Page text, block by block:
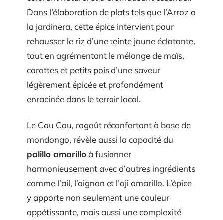
Dans l’élaboration de plats tels que l’Arroz a
la jardinera, cette épice intervient pour
rehausser le riz d’une teinte jaune éclatante,
tout en agrémentant le mélange de maïs,
carottes et petits pois d’une saveur
légèrement épicée et profondément
enracinée dans le terroir local.
Le Cau Cau, ragoût réconfortant à base de
mondongo, révèle aussi la capacité du
palillo amarilloà fusionner
harmonieusement avec d’autres ingrédients
comme l’ail, l’oignon et l’aji amarillo. L’épice
y apporte non seulement une couleur
appétissante, mais aussi une complexité